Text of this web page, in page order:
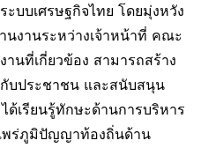
บบเศรษฐกิจไทย โดยมุ่งหวัง
นงานระหว่างเจ้าหน้าที่ คณะ
นที่เกี่ยวข้อง สามารถสร้าง
กับประชาชน และสนับสนุน
เรียนรู้ทักษะด้านการบริหาร
พร่ภูมิปัญญาท้องถิ่นด้าน